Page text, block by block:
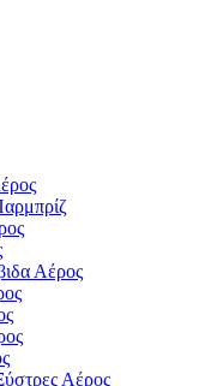
Αέρος
Αέρος